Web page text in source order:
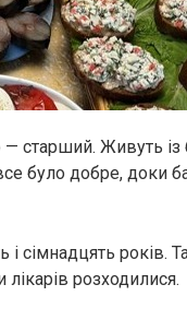
старший. Живуть
було добре, доки
сімнадцять років.
розходилися.